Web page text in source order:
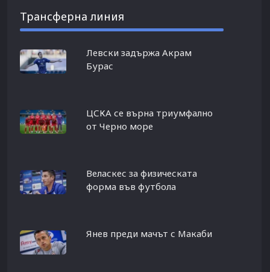
Трансферна линия
Левски задържа Акрам
Бурас
ЦСКА се върна триумфално
от Черно море
Веласкес за физическата
форма във футбола
Янев преди мачът с Макаби